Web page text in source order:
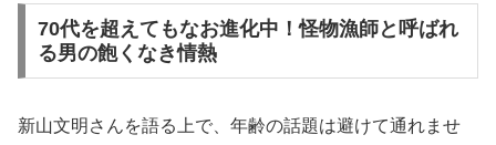
70代を超えてもなお進化中！怪物漁師と呼ばれ
る男の飽くなき情熱
新山文明さんを語る上で、年齢の話題は避けて通れませ